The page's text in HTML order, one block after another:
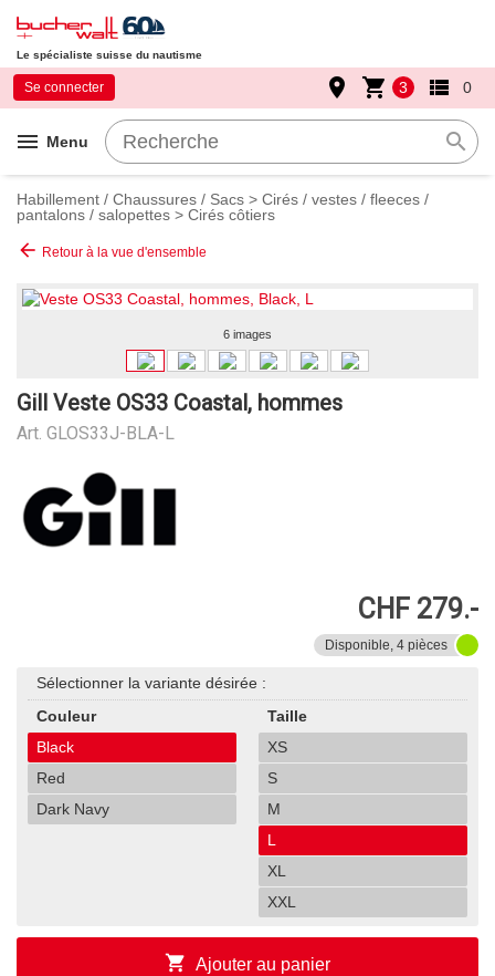
Le spécialiste suisse du nautisme
menu Menu search
Se connecter place shopping_cart 3 view_list 0
Habillement / Chaussures / Sacs > Cirés / vestes / fleeces /
pantalons / salopettes > Cirés côtiers
arrow_back Retour à la vue d'ensemble
6 images
Gill Veste OS33 Coastal, hommes
Art. GLOS33J-BLA-L
CHF 279.-
Disponible, 4 pièces
Sélectionner la variante désirée :
Couleur
Black
Red
Dark Navy
Taille
XS
S
M
L
XL
XXL
shopping_cart Ajouter au panier